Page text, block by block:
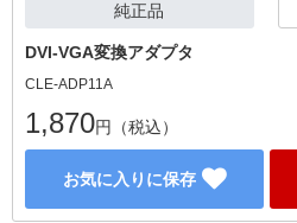
純正品
DVI-VGA変換アダプタ
CLE-ADP11A
1,870円（税込）
お気に入りに保存